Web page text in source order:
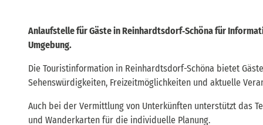
Anlaufstelle für Gäste in Reinhardtsdorf‑Schöna für
Umgebung.
Die Touristinformation in Reinhardtsdorf-Schöna bietet
Sehenswürdigkeiten, Freizeitmöglichkeiten und aktuelle
Auch bei der Vermittlung von Unterkünften unterstützt das
und Wanderkarten für die individuelle Planung.